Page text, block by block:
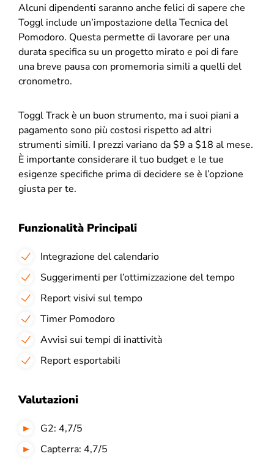
Alcuni dipendenti saranno anche felici di sapere che
Toggl include un’impostazione della Tecnica del
Pomodoro. Questa permette di lavorare per una
durata specifica su un progetto mirato e poi di fare
una breve pausa con promemoria simili a quelli del
cronometro.
Toggl Track è un buon strumento, ma i suoi piani a
pagamento sono più costosi rispetto ad altri
strumenti simili. I prezzi variano da $9 a $18 al mese.
È importante considerare il tuo budget e le tue
esigenze specifiche prima di decidere se è l’opzione
giusta per te.
Funzionalità Principali
Integrazione del calendario
Suggerimenti per l’ottimizzazione del tempo
Report visivi sul tempo
Timer Pomodoro
Avvisi sui tempi di inattività
Report esportabili
Valutazioni
G2: 4,7/5
Capterra: 4,7/5